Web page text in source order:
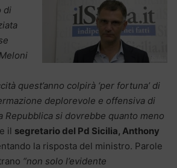
di
quest’anno colpirà ‘per fortuna’ di
deplorevole e offensiva di
Repubblica si dovrebbe quanto meno
il segretario del Pd Sicilia, Anthony
la risposta del ministro. Parole
“non solo l’evidente